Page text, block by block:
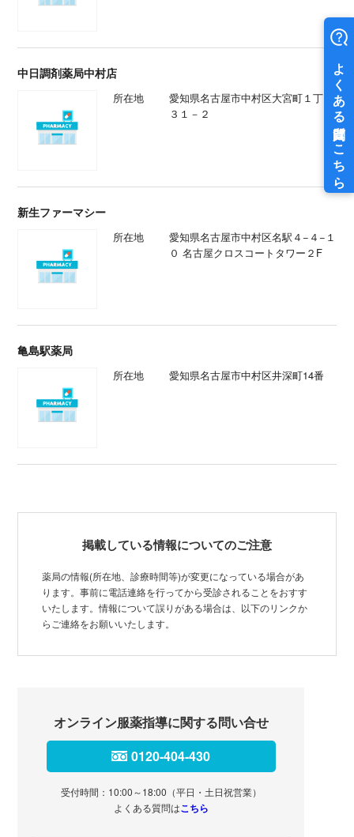
中日調剤薬局中村店
所在地
愛知県名古屋市中村区大宮町１丁目
３１－２
新生ファーマシー
所在地
愛知県名古屋市中村区名駅４−４−１
０ 名古屋クロスコートタワー２F
亀島駅薬局
所在地 愛知県名古屋市中村区井深町14番
掲載している情報についてのご注意
薬局の情報(所在地、診療時間等)が変更になっている場合があ
ります。事前に電話連絡を行ってから受診されることをおすす
いたします。情報について誤りがある場合は、以下のリンクか
らご連絡をお願いいたします。
オンライン服薬指導に関する問い合せ
0120-404-430
受付時間：10:00～18:00（平日・土日祝営業）
よくある質問はこちら